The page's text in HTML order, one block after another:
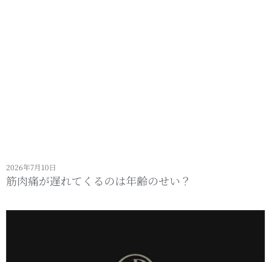
筋肉痛が遅れてくるのは年齢のせい？
2026年7月10日